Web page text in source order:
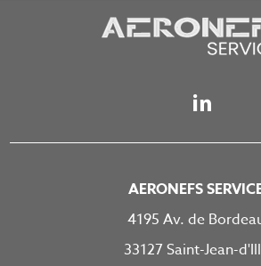
AERONEFS
4195 Av. de
33127 Saint-Jean-